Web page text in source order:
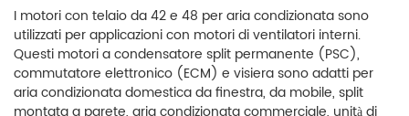
I motori con telaio da 42 e 48 per aria condizionata sono
utilizzati per applicazioni con motori di ventilatori interni.
Questi motori a condensatore split permanente (PSC),
commutatore elettronico (ECM) e visiera sono adatti per
aria condizionata domestica da finestra, da mobile, split
montata a parete, aria condizionata commerciale, unità di